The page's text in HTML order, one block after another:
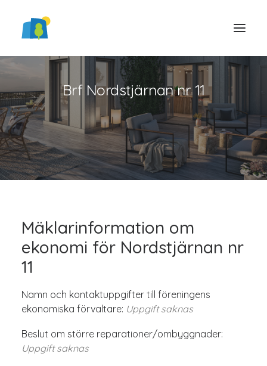
Brf Nordstjärnan nr 11
Mäklarinformation om
ekonomi för Nordstjärnan nr
11
Namn och kontaktuppgifter till föreningens
ekonomiska förvaltare: Uppgift saknas
Beslut om större reparationer/ombyggnader:
Uppgift saknas